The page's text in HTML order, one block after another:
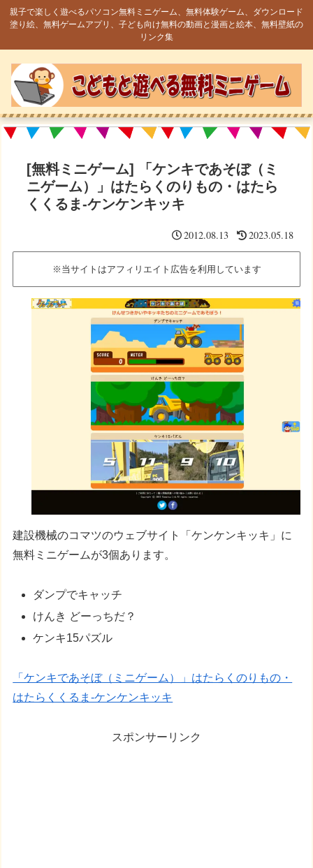
親子で楽しく遊べるパソコン無料ミニゲーム、無料体験ゲーム、ダウンロード
塗り絵、無料ゲームアプリ、子ども向け無料の動画と漫画と絵本、無料壁紙の
リンク集
[無料ミニゲーム] 「ケンキであそぼ（ミ
ニゲーム）」はたらくのりもの・はたら
くくるま-ケンケンキッキ
2012.08.13 2023.05.18
※当サイトはアフィリエイト広告を利用しています
建設機械のコマツのウェブサイト「ケンケンキッキ」に
無料ミニゲームが3個あります。
ダンプでキャッチ
けんき どーっちだ？
ケンキ15パズル
「ケンキであそぼ（ミニゲーム）」はたらくのりもの・
はたらくくるま-ケンケンキッキ
スポンサーリンク